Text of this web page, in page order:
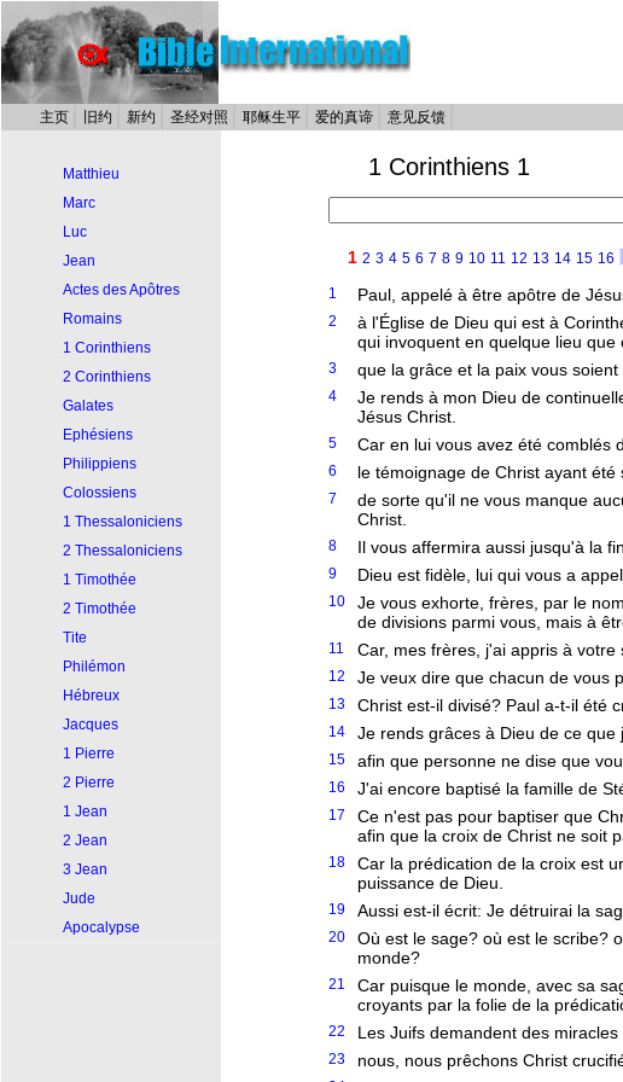
主页 旧约 新约 圣经对照 耶稣生平 爱的真谛 意见反馈
Matthieu
Marc
Luc
Jean
Actes des Apôtres
Romains
1 Corinthiens
2 Corinthiens
Galates
Ephésiens
Philippiens
Colossiens
1 Thessaloniciens
2 Thessaloniciens
1 Timothée
2 Timothée
Tite
Philémon
Hébreux
Jacques
1 Pierre
2 Pierre
1 Jean
2 Jean
3 Jean
Jude
Apocalypse
1 Corinthiens 1
1 2 3 4 5 6 7 8 9 10 11 12 13 14 15 16
1 Paul, appelé à être apôtre de
2
à l'Église de Dieu qui est à
qui invoquent en quelque lieu
3 que la grâce et la paix vous
4
Je rends à mon Dieu de
Jésus Christ.
5 Car en lui vous avez été comblés
6 le témoignage de Christ ayant été
7
de sorte qu'il ne vous manque
Christ.
8 Il vous affermira aussi jusqu'à la
9 Dieu est fidèle, lui qui vous a
10
Je vous exhorte, frères, par le
de divisions parmi vous, mais à
11 Car, mes frères, j'ai appris à
12 Je veux dire que chacun de vous
13 Christ est-il divisé? Paul a-t-il été
14 Je rends grâces à Dieu de ce
15 afin que personne ne dise que
16 J'ai encore baptisé la famille de
17
Ce n'est pas pour baptiser que
afin que la croix de Christ ne soit
18
Car la prédication de la croix est
puissance de Dieu.
19 Aussi est-il écrit: Je détruirai la
20
Où est le sage? où est le scribe?
monde?
21
Car puisque le monde, avec sa
croyants par la folie de la
22 Les Juifs demandent des
23 nous, nous prêchons Christ